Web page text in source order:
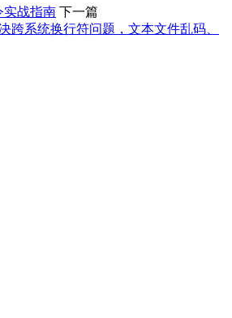
实战指南 下一篇
跨系统换行符问题，文本文件乱码、